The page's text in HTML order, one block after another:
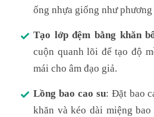
ống nhựa giống như phương
Tạo lớp đệm bằng khăn
cuộn quanh lõi để tạo độ
mái cho âm đạo giả.
Lồng bao cao su: Đặt bao
khăn và kéo dài miệng